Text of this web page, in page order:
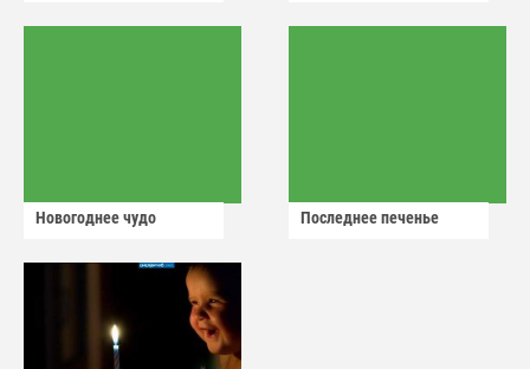
Новогоднее чудо Последнее печенье